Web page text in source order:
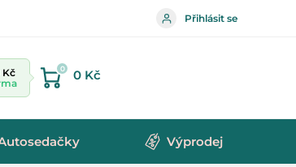
Přihlásit se
Kč
0 0 Kč
Výprodej